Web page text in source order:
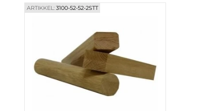
Kontaktid
ARTIKKEL:3100-52-52-2STT